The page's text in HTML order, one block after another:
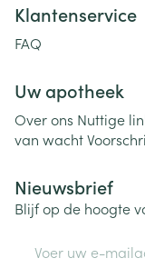
Klantenservice
FAQ
Uw apotheek
Over ons Nuttige
van wacht
Nieuwsbrief
Blijf op de hoogte